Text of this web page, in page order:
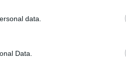
data.
Data.